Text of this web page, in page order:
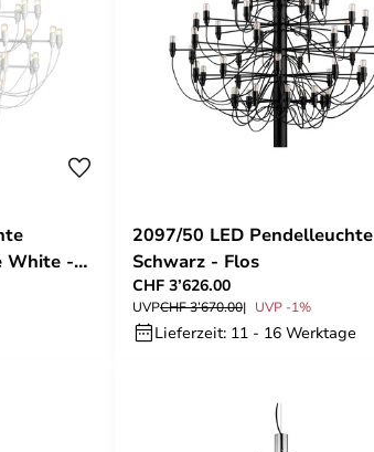
White -
2097/50 LED Pendelleuchte
Schwarz - Flos
CHF 3’626.00
UVPCHF 3’670.00 UVP -1%
Lieferzeit: 11 - 16 Werktage